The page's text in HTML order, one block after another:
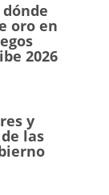
oro en
2026
y
las